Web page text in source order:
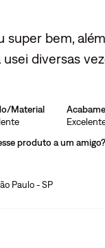
super bem,
diversas
Material
produto a um amigo?
Paulo - SP